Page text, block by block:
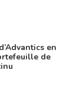
en
de